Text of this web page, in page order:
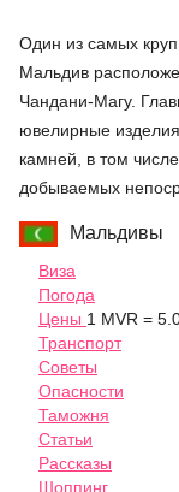
Один из самых
Мальдив
Чандани-Магу.
ювелирные
камней, в том
добываемых
Мальдивы
Виза
Погода
Цены 1 MVR =
Транспорт
Советы
Опасности
Таможня
Статьи
Рассказы
Шоппинг